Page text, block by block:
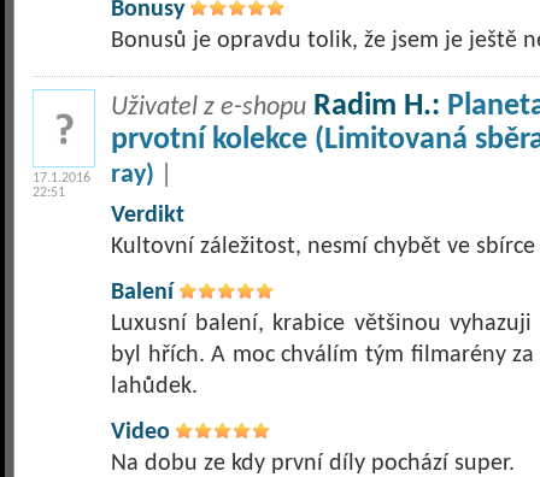
Bonusy
Bonusů je opravdu tolik, že jsem je ještě
17.1.2016
22:51
Uživatel z e-shopu Radim H.:
prvotní kolekce (Limitovaná
ray)
Verdikt
Kultovní záležitost, nesmí chybět ve
Balení
Luxusní balení, krabice většinou
byl hřích. A moc chválím tým filmarény
lahůdek.
Video
Na dobu ze kdy první díly pochází super.